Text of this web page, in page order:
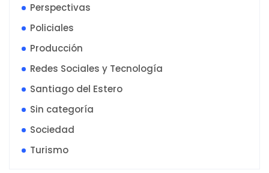
Perspectivas
Policiales
Producción
Redes Sociales y Tecnología
Santiago del Estero
Sin categoría
Sociedad
Turismo